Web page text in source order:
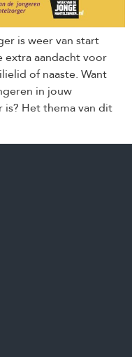
is weer van start
extra aandacht voor
of naaste. Want
in jouw
Het thema van dit